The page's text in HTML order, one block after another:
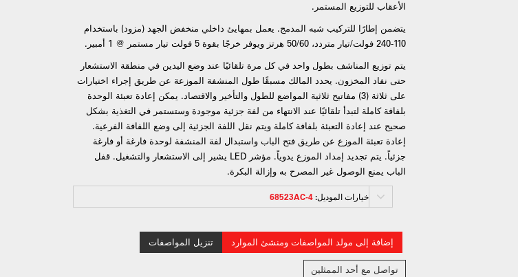
الأعقاب للتوزيع المستمر.
يتضمن إطارًا للتركيب شبه المدمج. يعمل بمهايئ داخلي منخفض الجهد (مزود) باستخدام
110-240 فولت/تيار متردد، 50/60 هرتز ويوفر خرجًا بقوة 5 فولت تيار مستمر @ 1 أمبير.
يتم توزيع المناشف بطول واحد في كل مرة تلقائيًا عند وضع اليدين في منطقة الاستشعار
حتى نفاد المخزون. يحدد المالك مسبقًا طول المنشفة الموزعة عن طريق إجراء اختيارات
على ثلاثة (3) مفاتيح ثلاثية المواضع للطول والتأخير والاقتصاد. يمكن إعادة تعبئة الوحدة
بلفافة كاملة لتبدأ تلقائيًا عند الانتهاء من لفة جزئية موجودة وستستمر في التغذية بشكل
صحيح عند إعادة التعبئة بلفافة كاملة ويتم نقل اللفة الجزئية إلى وضع اللفافة الفرعية.
إعادة تعبئة الموزع عن طريق فتح الباب واستبدال لفة المنشفة لوحدة فارغة أو فارغة
جزئياً. يتم تجديد إمداد الموزع يدوياً. مؤشر LED يشير إلى الاستشعار والتشغيل. قفل
الباب يمنع الوصول غير المصرح به وإزالة البكرة.
خيارات الموديل:68523AC-4
إضافة إلى مولد المواصفات ومنشئ الموارد تنزيل المواصفات
تواصل مع أحد الممثلين